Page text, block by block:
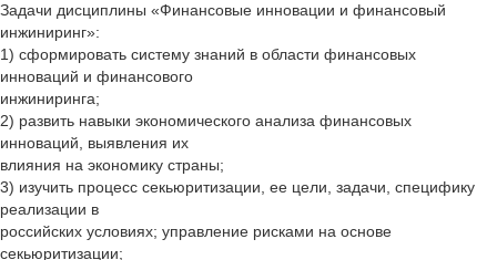
Задачи дисциплины «Финансовые инновации и финансовый
инжиниринг»:
1) сформировать систему знаний в области финансовых
инноваций и финансового
инжиниринга;
2) развить навыки экономического анализа финансовых
инноваций, выявления их
влияния на экономику страны;
3) изучить процесс секьюритизации, ее цели, задачи, специфику
реализации в
российских условиях; управление рисками на основе
секьюритизации;